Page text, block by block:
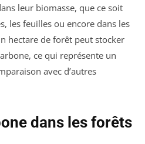
leur biomasse, que ce soit
les feuilles ou encore dans les
hectare de forêt peut stocker
ce qui représente un
avec d’autres
dans les forêts